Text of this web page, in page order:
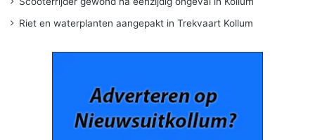
Riet en waterplanten aangepakt in Trekvaart Kollum